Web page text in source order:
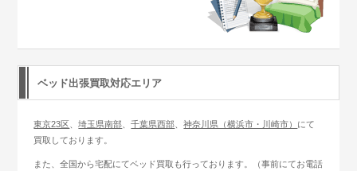
ベッド出張買取対応エリア
東京23区 、埼玉県南部 、千葉県西部 、神奈川県（横浜市・川崎市） にて
買取しております。
また、全国から宅配にてベッド買取も行っております。（事前にてお電話